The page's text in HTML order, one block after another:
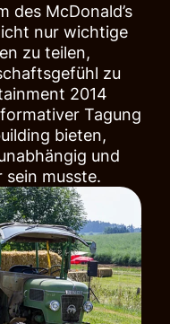
des McDonald’s
nur wichtige
zu teilen,
zu
2014
Tagung
bieten,
und
musste.